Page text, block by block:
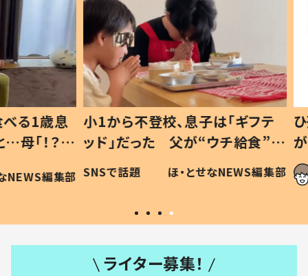
歳息
？」
編集部
小1から不登校、息子は「ギフテ
ッド」だった 父が“ウチ給食”を
作り続ける理由とは #令和の親
#令和の子
SNSで話題 ほ・とせなNEWS編集部
ひ孫
が、
「涙が
い」
ライター募集！